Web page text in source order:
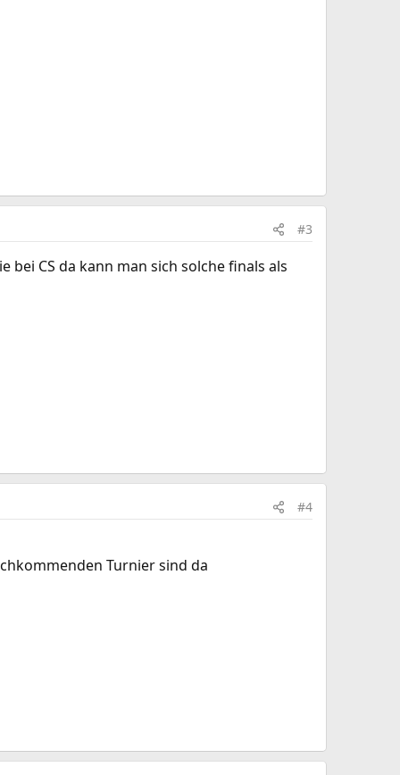
#3
CS da kann man sich solche finals als
#4
Turnier sind da